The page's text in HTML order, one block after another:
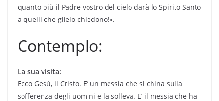
quanto più il Padre vostro del cielo darà lo Spirito Santo
a quelli che glielo chiedono!».
Contemplo:
La sua visita:
Ecco Gesù, il Cristo. E’ un messia che si china sulla
sofferenza degli uomini e la solleva. E’ il messia che ha